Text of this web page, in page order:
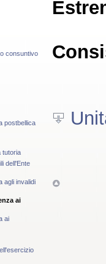
consuntivo
postbellica
tutoria
dell'Ente
agli invalidi
ai
ai